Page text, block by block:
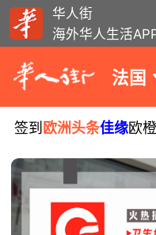
华人街
海外华人生活
法国
签到 欧洲头条佳缘欧